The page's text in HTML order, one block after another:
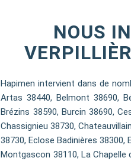
NOUS
Hapimen intervient dans de
Artas 38440, Belmont 38690,
Brézins 38590, Burcin 38690,
Chassignieu 38730,
38730, Eclose Badinières 38300,
Montgascon 38110, La Chapelle